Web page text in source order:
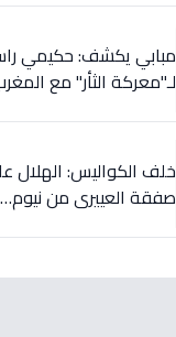
مبابي يكشف: حكيمي
لـ"معركة الثأر" مع
خلف الكواليس:
صفقة العييري من